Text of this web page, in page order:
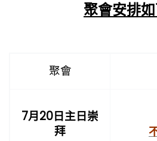
聚會安排如
聚會
7月20日主日崇
拜